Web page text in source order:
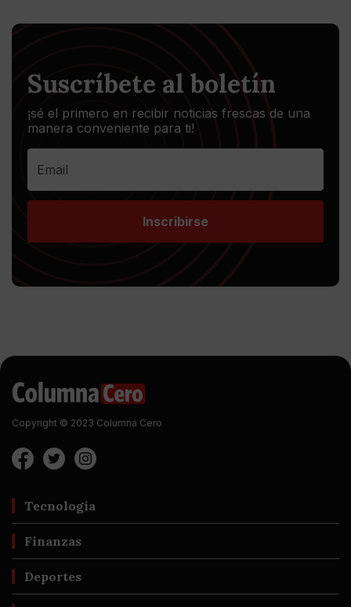
Suscríbete al boletín
¡sé el primero en recibir noticias frescas de una
manera conveniente para ti!
Inscribirse
Copyright © 2023 Columna Cero
Tecnología
Finanzas
Deportes